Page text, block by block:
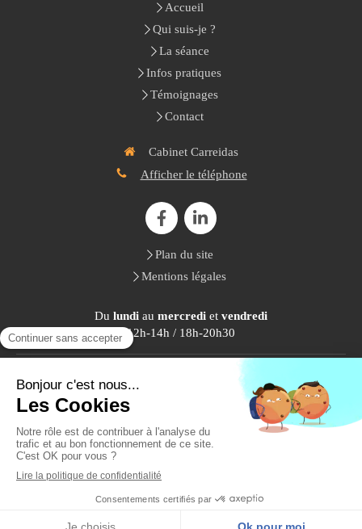
Accueil
Qui suis-je ?
La séance
Infos pratiques
Témoignages
Contact
Cabinet Carreidas
Afficher le téléphone
Plan du site
Mentions légales
Du lundi au mercredi et vendredi
12h-14h / 18h-20h30
Création et référencement du site par Simplébo